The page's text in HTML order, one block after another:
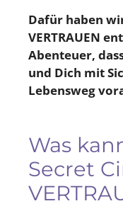
Dafür haben
VERTRAUEN
Abenteuer,
und Dich mit
Lebensweg
Was
Secret